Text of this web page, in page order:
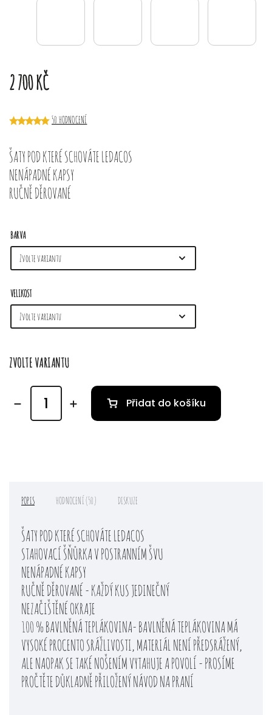
2 700 KČ
50 HODNOCENÍ
ŠATY POD KTERÉ SCHOVÁTE LEDACOS
NENÁPADNÉ KAPSY
RUČNĚ DĚROVANÉ
BARVA
VELIKOST
ZVOLTE VARIANTU
Přidat do košíku
POPIS HODNOCENÍ (50) DISKUZE
ŠATY POD KTERÉ SCHOVÁTE LEDACOS
STAHOVACÍ ŠŇŮRKA V POSTRANNÍM ŠVU
NENÁPADNÉ KAPSY
RUČNĚ DĚROVANÉ - KAŽDÝ KUS JEDINEČNÝ
NEZAČIŠTĚNÉ OKRAJE
100 % BAVLNĚNÁ TEPLÁKOVINA- BAVLNĚNÁ TEPLÁKOVINA MÁ
VYSOKÉ PROCENTO SRÁŽLIVOSTI, MATERIÁL NENÍ PŘEDSRÁŽENÝ,
ALE NAOPAK SE TAKÉ NOŠENÍM VYTAHUJE A POVOLÍ - PROSÍME
PROČTĚTE DŮKLADNĚ PŘILOŽENÝ NÁVOD NA PRANÍ